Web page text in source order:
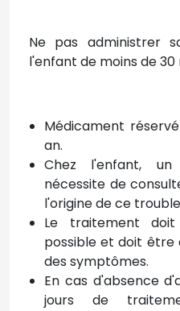
Ne pas administrer
l'enfant de moins de 30
Médicament
an.
Chez l'enfant,
nécessite de
l'origine de ce
Le traitement
possible et doit être
des symptômes.
En cas d'absence
jours de